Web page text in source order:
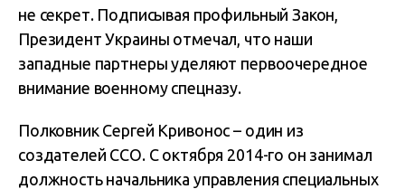
не секрет. Подписывая профильный Закон,
Президент Украины отмечал, что наши
западные партнеры уделяют первоочередное
внимание военному спецназу.
Полковник Сергей Кривонос – один из
создателей ССО. С октября 2014-го он занимал
должность начальника управления специальных